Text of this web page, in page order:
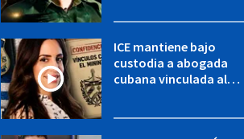
ICE mantiene bajo
custodia a abogada
cubana vinculada al